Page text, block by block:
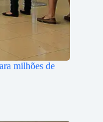
milhões de